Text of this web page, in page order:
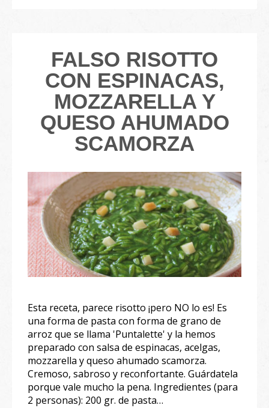
FALSO RISOTTO
CON ESPINACAS,
MOZZARELLA Y
QUESO AHUMADO
SCAMORZA
Esta receta, parece risotto ¡pero NO lo es! Es
una forma de pasta con forma de grano de
arroz que se llama 'Puntalette' y la hemos
preparado con salsa de espinacas, acelgas,
mozzarella y queso ahumado scamorza.
Cremoso, sabroso y reconfortante. Guárdatela
porque vale mucho la pena. Ingredientes (para
2 personas):⁣⁣ 200 gr. de pasta…